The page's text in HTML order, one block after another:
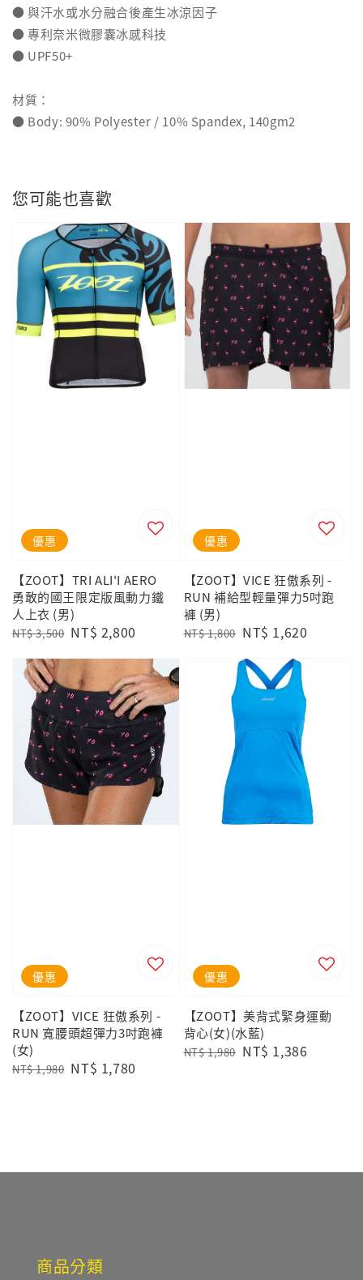
● 與汗水或水分融合後產生冰涼因子
● 專利奈米微膠囊冰感科技
● UPF50+
材質：
● Body: 90% Polyester / 10% Spandex, 140gm2
您可能也喜歡
優惠
【ZOOT】TRI ALI'I AERO
勇敢的國王限定版風動力鐵
人上衣 (男)
Regular
NT$ 3,500 Sale
NT$ 2,800
優惠
【ZOOT】VICE 狂傲系列 -
RUN 補給型輕量彈力5吋跑
褲 (男)
Regular
NT$ 1,800 Sale
NT$ 1,620
優惠
【ZOOT】VICE 狂傲系列 -
RUN 寬腰頭超彈力3吋跑褲
(女)
Regular
NT$ 1,980 Sale
NT$ 1,780
優惠
【ZOOT】美背式緊身運動
背心(女)(水藍)
Regular
NT$ 1,980 Sale
NT$ 1,386
商品分類